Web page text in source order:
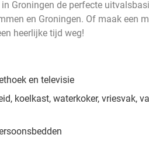
Groningen de perfecte
en Groningen. Of maak een
heerlijke tijd weg!
en televisie
koelkast, waterkoker, vriesvak,